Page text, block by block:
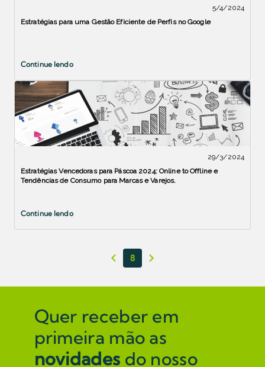
5/4/2024
Estratégias para uma Gestão Eficiente de Perfis no Google
Continue lendo
29/3/2024
Estratégias Vencedoras para Páscoa 2024: Online to Offline e
Tendências de Consumo para Marcas e Varejos.
Continue lendo
8
Quer receber em
primeira mão as
novidades do nosso